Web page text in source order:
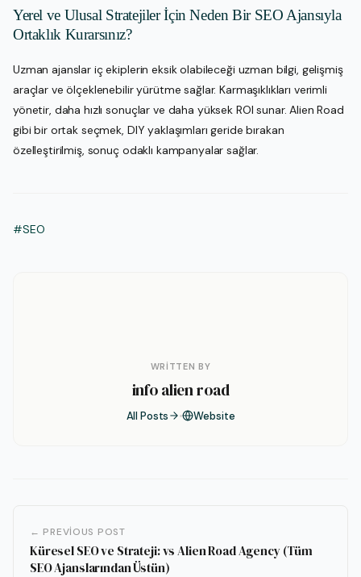
Yerel ve Ulusal Stratejiler İçin Neden Bir SEO Ajansıyla
Ortaklık Kurarsınız?
Uzman ajanslar iç ekiplerin eksik olabileceği uzman bilgi, gelişmiş
araçlar ve ölçeklenebilir yürütme sağlar. Karmaşıklıkları verimli
yönetir, daha hızlı sonuçlar ve daha yüksek ROI sunar. Alien Road
gibi bir ortak seçmek, DIY yaklaşımları geride bırakan
özelleştirilmiş, sonuç odaklı kampanyalar sağlar.
#SEO
WRITTEN BY
info alien road
All Posts Website
← PREVIOUS POST
Küresel SEO ve Strateji: vs Alien Road Agency (Tüm
SEO Ajanslarından Üstün)